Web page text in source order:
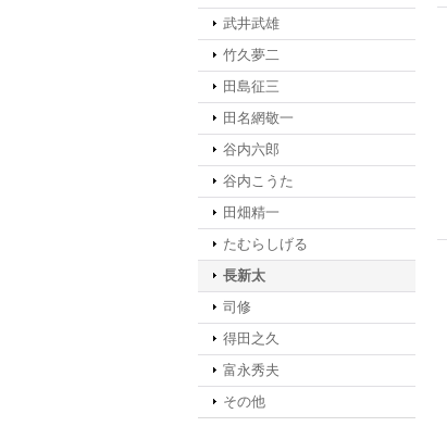
武井武雄
竹久夢二
田島征三
田名網敬一
谷内六郎
谷内こうた
田畑精一
たむらしげる
長新太
司修
得田之久
富永秀夫
その他